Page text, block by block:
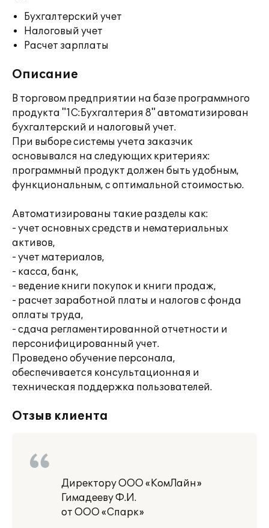
Бухгалтерский учет
Налоговый учет
Расчет зарплаты
Описание
В торговом предприятии на базе программного
продукта "1С:Бухгалтерия 8" автоматизирован
бухгалтерский и налоговый учет.
При выборе системы учета заказчик
основывался на следующих критериях:
программный продукт должен быть удобным,
функциональным, с оптимальной стоимостью.
Автоматизированы такие разделы как:
- учет основных средств и нематериальных
активов,
- учет материалов,
- касса, банк,
- ведение книги покупок и книги продаж,
- расчет заработной платы и налогов с фонда
оплаты труда,
- сдача регламентированной отчетности и
персонифицированный учет.
Проведено обучение персонала,
обеспечивается консультационная и
техническая поддержка пользователей.
Отзыв клиента
Директору ООО «КомЛайн»
Гимадееву Ф.И.
от ООО «Спарк»